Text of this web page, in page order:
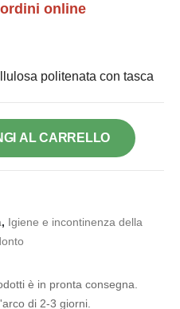
online
politenata con tasca
AL CARRELLO
, Igiene e incontinenza della
è in pronta consegna.
di 2-3 giorni.